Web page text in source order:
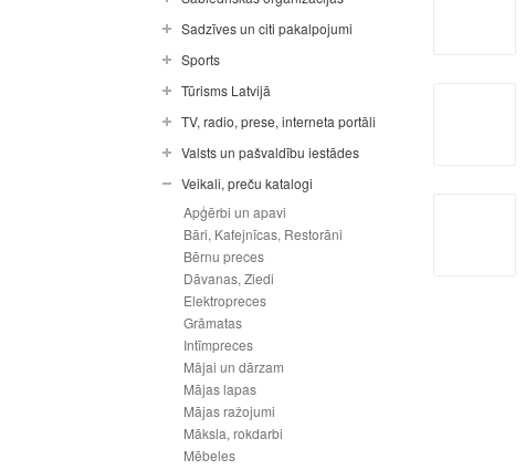
Sadzīves un citi pakalpojumi
Sports
Tūrisms Latvijā
TV, radio, prese, interneta portāli
Valsts un pašvaldību iestādes
Veikali, preču katalogi
Apģērbi un apavi
Bāri, Kafejnīcas, Restorāni
Bērnu preces
Dāvanas, Ziedi
Elektropreces
Grāmatas
Intīmpreces
Mājai un dārzam
Mājas lapas
Mājas ražojumi
Māksla, rokdarbi
Mēbeles